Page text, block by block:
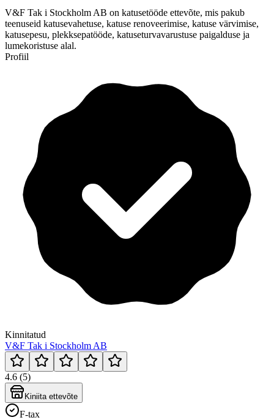
V&F Tak i Stockholm AB on katusetööde ettevõte, mis pakub
teenuseid katusevahetuse, katuse renoveerimise, katuse värvimise,
katusepesu, plekksepatööde, katuseturvavarustuse paigalduse ja
lumekoristuse alal.
Profiil
Kinnitatud
V&F Tak i Stockholm AB
4.6 (5)
Kiniita ettevõte
F-tax